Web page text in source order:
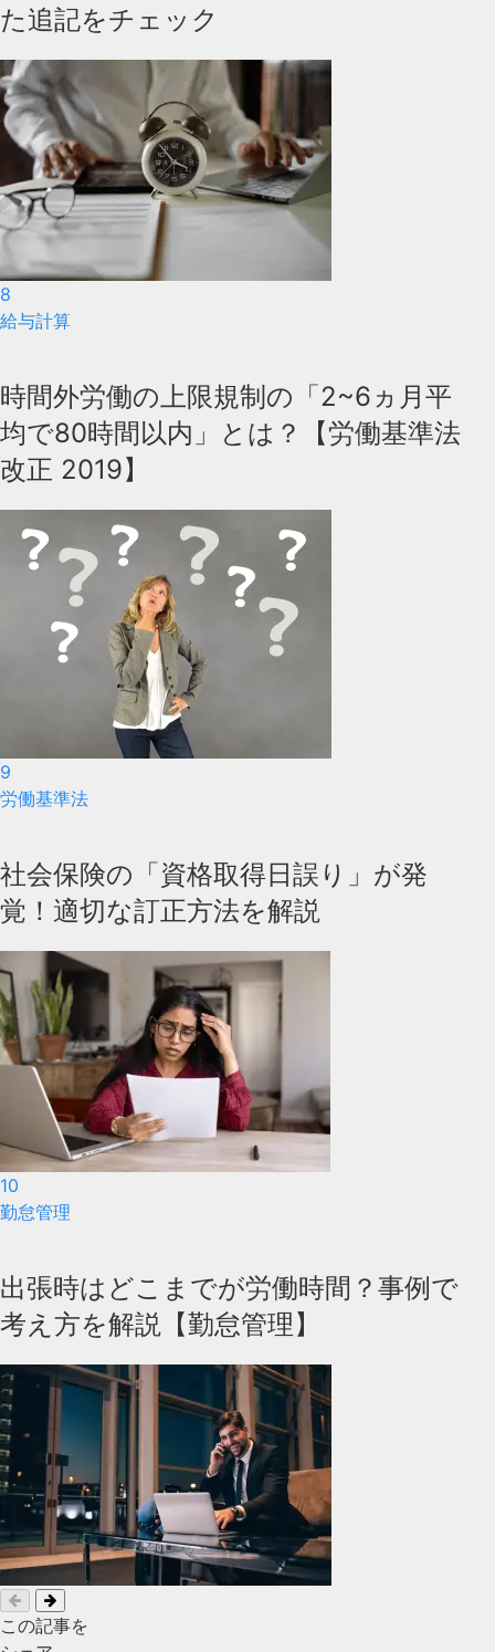
た追記をチェック
8
給与計算
時間外労働の上限規制の「2~6ヵ月平
均で80時間以内」とは？【労働基準法
改正 2019】
9
労働基準法
社会保険の「資格取得日誤り」が発
覚！適切な訂正方法を解説
10
勤怠管理
出張時はどこまでが労働時間？事例で
考え方を解説【勤怠管理】
この記事を